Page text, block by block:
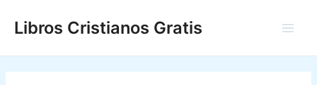
Libros Cristianos Gratis